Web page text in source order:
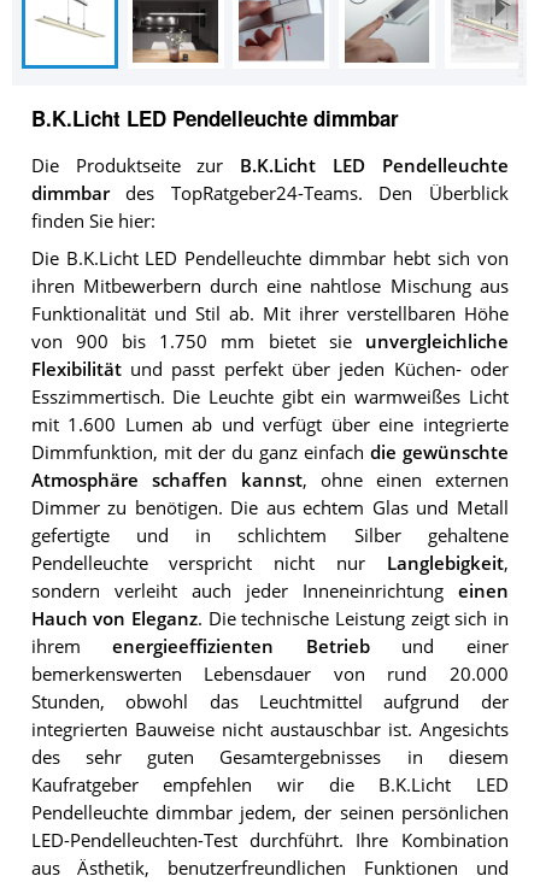
B.K.Licht LED Pendelleuchte dimmbar
Die Produktseite zur B.K.Licht LED Pendelleuchte
dimmbardes TopRatgeber24-Teams. Den Überblick
finden Sie hier:
Die B.K.Licht LED Pendelleuchte dimmbar hebt sich von
ihren Mitbewerbern durch eine nahtlose Mischung aus
Funktionalität und Stil ab. Mit ihrer verstellbaren Höhe
von 900 bis 1.750 mm bietet sie unvergleichliche
Flexibilitätund passt perfekt über jeden Küchen- oder
Esszimmertisch. Die Leuchte gibt ein warmweißes Licht
mit 1.600 Lumen ab und verfügt über eine integrierte
Dimmfunktion, mit der du ganz einfach die gewünschte
Atmosphäre schaffen kannst, ohne einen externen
Dimmer zu benötigen. Die aus echtem Glas und Metall
gefertigte und in schlichtem Silber gehaltene
Pendelleuchte verspricht nicht nur Langlebigkeit,
sondern verleiht auch jeder Inneneinrichtung einen
Hauch von Eleganz. Die technische Leistung zeigt sich in
ihremenergieeffizienten Betriebund einer
bemerkenswerten Lebensdauer von rund 20.000
Stunden, obwohl das Leuchtmittel aufgrund der
integrierten Bauweise nicht austauschbar ist. Angesichts
des sehr guten Gesamtergebnisses in diesem
Kaufratgeber empfehlen wir die B.K.Licht LED
Pendelleuchte dimmbar jedem, der seinen persönlichen
LED-Pendelleuchten-Test durchführt. Ihre Kombination
aus Ästhetik, benutzerfreundlichen Funktionen und